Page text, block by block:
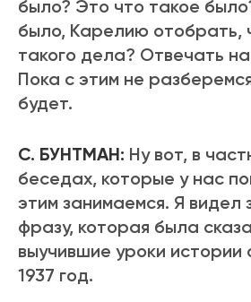
было? Это что такое
было, Карелию отобрать,
такого дела? Отвечать
Пока с этим не
будет.
С. БУНТМАН: Ну вот, в
беседах, которые у нас
этим занимаемся. Я видел
фразу, которая была
выучившие уроки истории
1937 год.